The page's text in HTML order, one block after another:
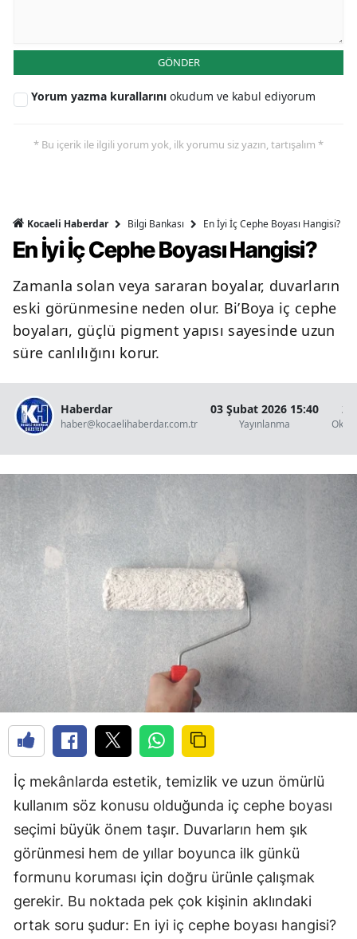
GÖNDER
Yorum yazma kurallarını okudum ve kabul ediyorum
* Bu içerik ile ilgili yorum yok, ilk yorumu siz yazın, tartışalım *
Kocaeli Haberdar Bilgi Bankası En İyi İç Cephe Boyası Hangisi?
En İyi İç Cephe Boyası Hangisi?
Zamanla solan veya sararan boyalar, duvarların
eski görünmesine neden olur. Bi’Boya iç cephe
boyaları, güçlü pigment yapısı sayesinde uzun
süre canlılığını korur.
Haberdar
haber@kocaelihaberdar.com.tr
03 Şubat 2026 15:40
Yayınlanma
2
İç mekânlarda estetik, temizlik ve uzun ömürlü
kullanım söz konusu olduğunda iç cephe boyası
seçimi büyük önem taşır. Duvarların hem şık
görünmesi hem de yıllar boyunca ilk günkü
formunu koruması için doğru ürünle çalışmak
gerekir. Bu noktada pek çok kişinin aklındaki
ortak soru şudur: En iyi iç cephe boyası hangisi?